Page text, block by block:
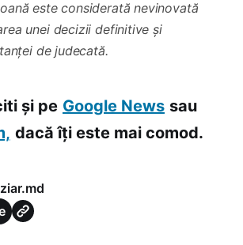
este considerată nevinovată
unei decizii definitive și
de judecată.
și pe Google News sau
dacă îți este mai comod.